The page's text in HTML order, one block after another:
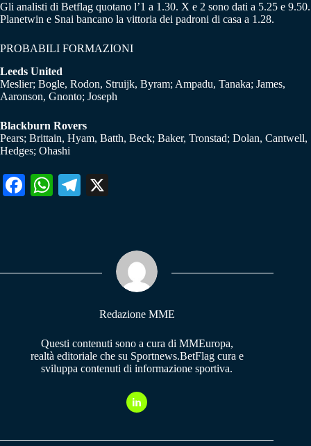
Gli analisti di Betflag quotano l’1 a 1.30. X e 2 sono dati a 5.25 e 9.50.
Planetwin e Snai bancano la vittoria dei padroni di casa a 1.28.
PROBABILI FORMAZIONI
Leeds United
Meslier; Bogle, Rodon, Struijk, Byram; Ampadu, Tanaka; James,
Aaronson, Gnonto; Joseph
Blackburn Rovers
Pears; Brittain, Hyam, Batth, Beck; Baker, Tronstad; Dolan, Cantwell,
Hedges; Ohashi
Fa W
pp
Te
m
Redazione MME
Questi contenuti sono a cura di MMEuropa,
realtà editoriale che su Sportnews.BetFlag cura e
sviluppa contenuti di informazione sportiva.